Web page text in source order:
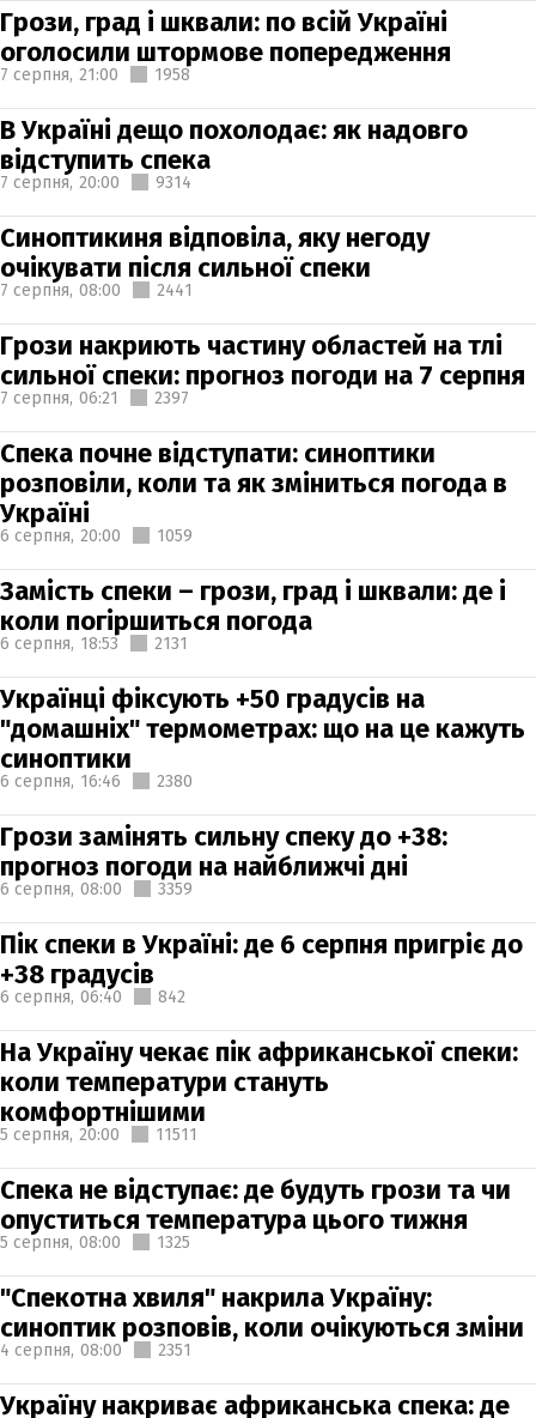
Грози, град і шквали: по всій Україні
оголосили штормове попередження
7 серпня, 21:00 1958
В Україні дещо похолодає: як надовго
відступить спека
7 серпня, 20:00 9314
Синоптикиня відповіла, яку негоду
очікувати після сильної спеки
7 серпня, 08:00 2441
Грози накриють частину областей на тлі
сильної спеки: прогноз погоди на 7 серпня
7 серпня, 06:21 2397
Спека почне відступати: синоптики
розповіли, коли та як зміниться погода в
Україні
6 серпня, 20:00 1059
Замість спеки – грози, град і шквали: де і
коли погіршиться погода
6 серпня, 18:53 2131
Українці фіксують +50 градусів на
"домашніх" термометрах: що на це кажуть
синоптики
6 серпня, 16:46 2380
Грози замінять сильну спеку до +38:
прогноз погоди на найближчі дні
6 серпня, 08:00 3359
Пік спеки в Україні: де 6 серпня пригріє до
+38 градусів
6 серпня, 06:40 842
На Україну чекає пік африканської спеки:
коли температури стануть
комфортнішими
5 серпня, 20:00 11511
Спека не відступає: де будуть грози та чи
опуститься температура цього тижня
5 серпня, 08:00 1325
"Спекотна хвиля" накрила Україну:
синоптик розповів, коли очікуються зміни
4 серпня, 08:00 2351
Україну накриває африканська спека: де